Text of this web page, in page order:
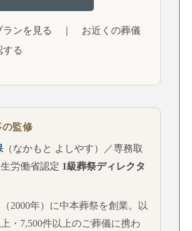
ランを見る
お近くの葬儀
する
の監修
（なかもと よしやす）／専務取
労働省認定 1級葬祭ディレクタ
2000年）に中本葬祭を創業。以
・7,500件以上のご葬儀に携わ